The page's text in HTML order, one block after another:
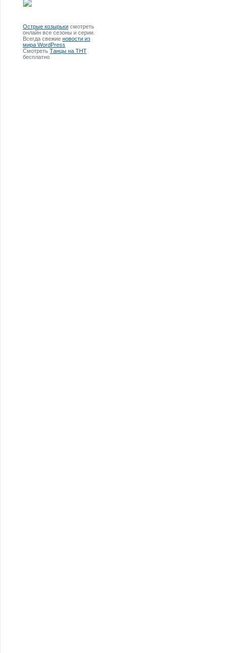
Острые козырьки смотреть
онлайн все сезоны и серии.
Всегда свежие новости из
мира WordPress
Смотреть Танцы на ТНТ
бесплатно